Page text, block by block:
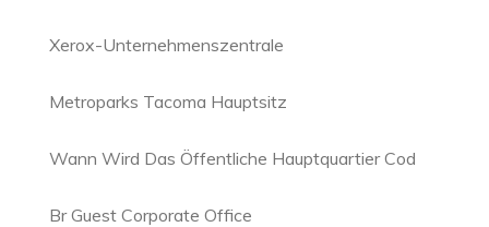
Xerox-Unternehmenszentrale
Metroparks Tacoma Hauptsitz
Wann Wird Das Öffentliche Hauptquartier Cod
Br Guest Corporate Office